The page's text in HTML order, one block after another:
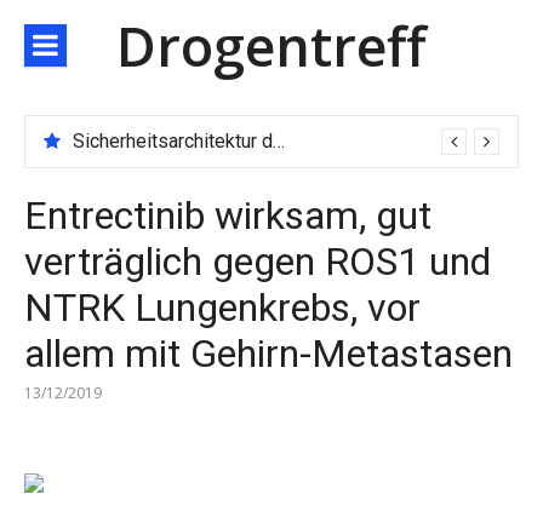
zum
Inhalt
Drogentreff
Sicherheitsarchitektur der nächsten Generation: JARXE kombiniert Multi-Wallet und MPC als Schutzschild für digitales Vertrauen
Entrectinib wirksam, gut
verträglich gegen ROS1 und
NTRK Lungenkrebs, vor
allem mit Gehirn-Metastasen
13/12/2019